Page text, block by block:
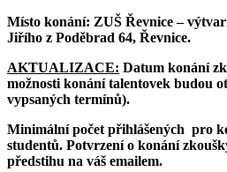
Místo konání: ZUŠ Řevnice –
Jiřího z Poděbrad 64, Řevnice.
AKTUALIZACE: Datum konání
možnosti konání talentovek budou
vypsaných termínů).
Minimální počet přihlášených pro
studentů. Potvrzení o konání
předstihu na váš emailem.